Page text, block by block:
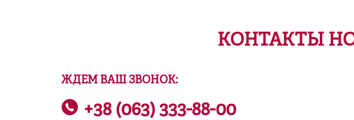
КОНТАКТЫ
ЖДЕМ ВАШ ЗВОНОК:
+38 (063) 333-88-00